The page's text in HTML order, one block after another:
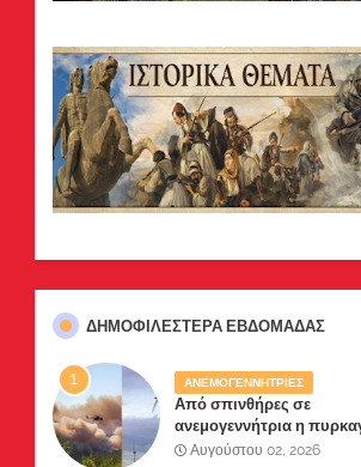
ΔΗΜΟΦΙΛΈΣΤΕΡΑ ΕΒΔΟΜΆΔΑΣ
ΑΝΕΜΟΓΕΝΝΗΤΡΙΕΣ
Από σπινθήρες σε
ανεμογεννήτρια η
σε Βοιωτία-Αττική .Δύο
Αυγούστου 02, 2026